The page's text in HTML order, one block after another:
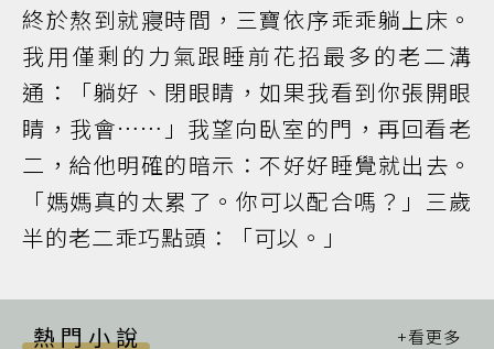
終於熬到就寢時間，三寶依序乖乖躺上床。
我用僅剩的力氣跟睡前花招最多的老二溝
通：「躺好、閉眼睛，如果我看到你張開眼
睛，我會……」我望向臥室的門，再回看老
二，給他明確的暗示：不好好睡覺就出去。
「媽媽真的太累了。你可以配合嗎？」三歲
半的老二乖巧點頭：「可以。」
熱門小說